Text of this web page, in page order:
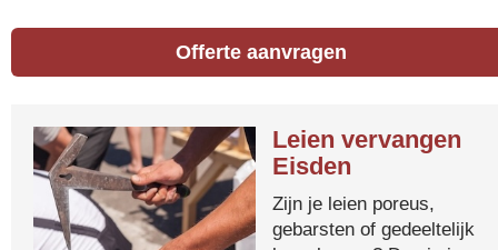
Offerte aanvragen
Leien vervangen
Eisden
Zijn je leien poreus,
gebarsten of gedeeltelijk